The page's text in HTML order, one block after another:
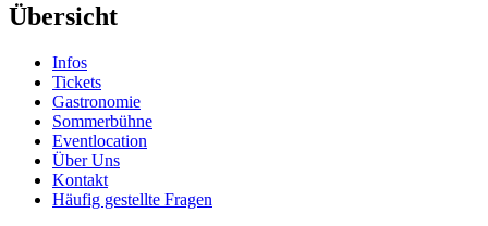
Übersicht
Infos
Tickets
Gastronomie
Sommerbühne
Eventlocation
Über Uns
Kontakt
Häufig gestellte Fragen